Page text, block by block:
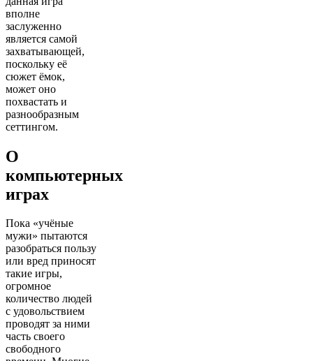
вполне
заслуженно
является самой
захватывающей,
поскольку её
сюжет ёмок,
может оно
похвастать и
разнообразным
сеттингом.
О
компьютерных
играх
Пока «учёные
мужи» пытаются
разобраться пользу
или вред приносят
такие игры,
огромное
количество людей
с удовольствием
проводят за ними
часть своего
свободного